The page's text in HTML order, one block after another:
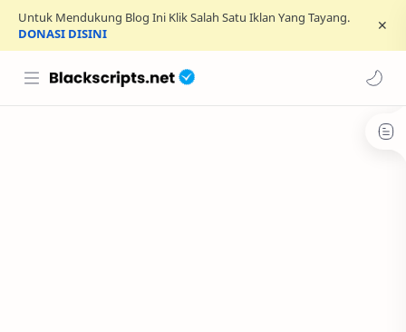
Untuk Mendukung Blog Ini Klik Salah Satu Iklan Yang Tayang.
DONASI DISINI